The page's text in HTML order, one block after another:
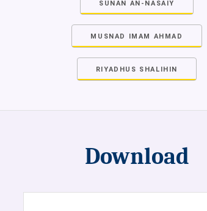
SUNAN AN-NASAIY
MUSNAD IMAM AHMAD
RIYADHUS SHALIHIN
Download